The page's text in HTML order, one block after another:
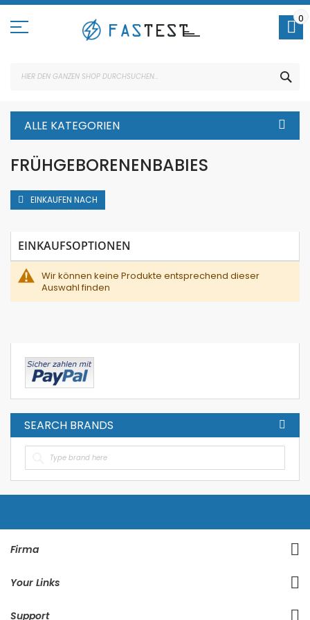
Direkt
Inhalt
0
ALLE KATEGORIEN
FRÜHGEBORENENBABIES
Wir können keine Produkte entsprechend dieser
Auswahl finden
EINKAUFEN NACH
EINKAUFSOPTIONEN
SEARCH BRANDS
Firma
Your Links
Support